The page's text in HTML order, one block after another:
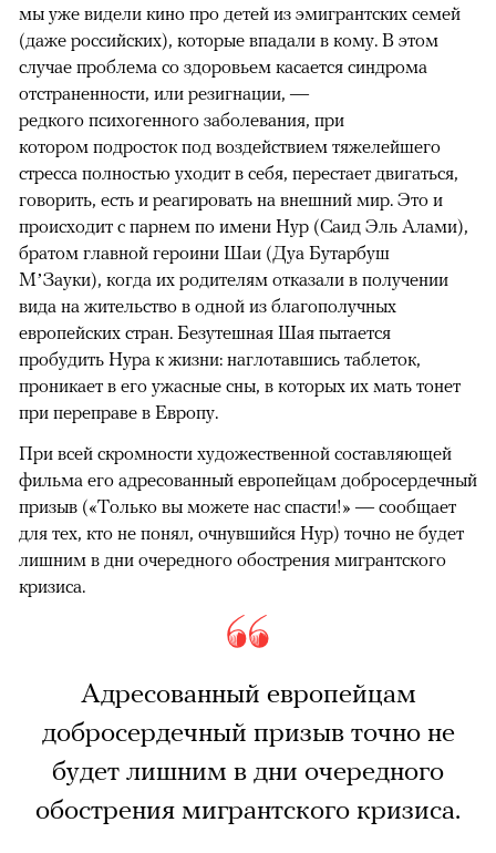
мы уже видели кино про детей из эмигрантских семей
(даже российских), которые впадали в кому. В этом
случае проблема со здоровьем касается синдрома
отстраненности, или резигнации, —
редкого психогенного заболевания, при
котором подросток под воздействием тяжелейшего
стресса полностью уходит в себя, перестает двигаться,
говорить, есть и реагировать на внешний мир. Это и
происходит с парнем по имени Нур (Саид Эль Алами),
братом главной героини Шаи (Дуа Бутарбуш
М’Зауки), когда их родителям отказали в получении
вида на жительство в одной из благополучных
европейских стран. Безутешная Шая пытается
пробудить Нура к жизни: наглотавшись таблеток,
проникает в его ужасные сны, в которых их мать тонет
при переправе в Европу.
При всей скромности художественной составляющей
фильма его адресованный европейцам добросердечный
призыв («Только вы можете нас спасти!» — сообщает
для тех, кто не понял, очнувшийся Нур) точно не будет
лишним в дни очередного обострения мигрантского
кризиса.
Адресованный европейцам
добросердечный призыв точно не
будет лишним в дни очередного
обострения мигрантского кризиса.